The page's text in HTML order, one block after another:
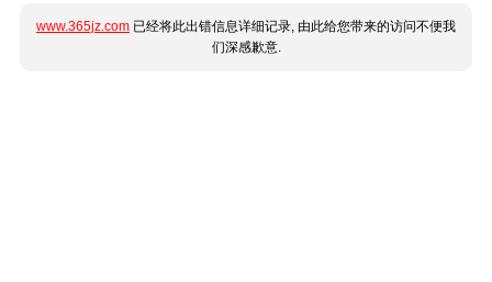
www.365jz.com 已经将此出错信息详细记录, 由此给您带来的访问不便我
们深感歉意.